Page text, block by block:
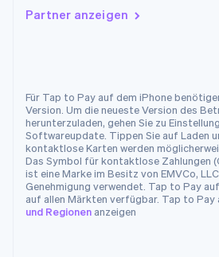
Partner anzeigen
Für Tap to Pay auf dem iPhone
Version. Um die neueste Version des
herunterzuladen, gehen Sie zu
Softwareupdate. Tippen Sie auf Laden
kontaktlose Karten werden
Das Symbol für kontaktlose Zahlungen
ist eine Marke im Besitz von EMVCo,
Genehmigung verwendet. Tap to Pay
auf allen Märkten verfügbar. Tap to Pay
und Regionen anzeigen
Slowenien
Spanien
Español English
Thailand
ไทยEnglish
Tschechische Republik
English
Ungarn
English